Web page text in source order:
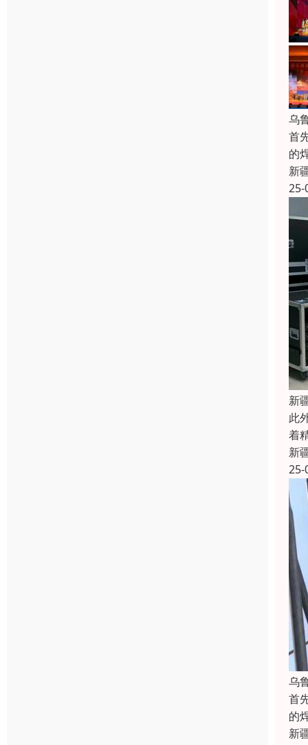
乌
首
的
新
25-
新
此
着
新
25-
乌
首
的
新